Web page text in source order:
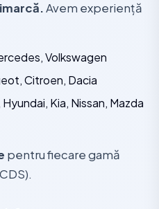
Avem experiență
Volkswagen
Citroen, Dacia
Kia, Nissan, Mazda
pentru fiecare gamă